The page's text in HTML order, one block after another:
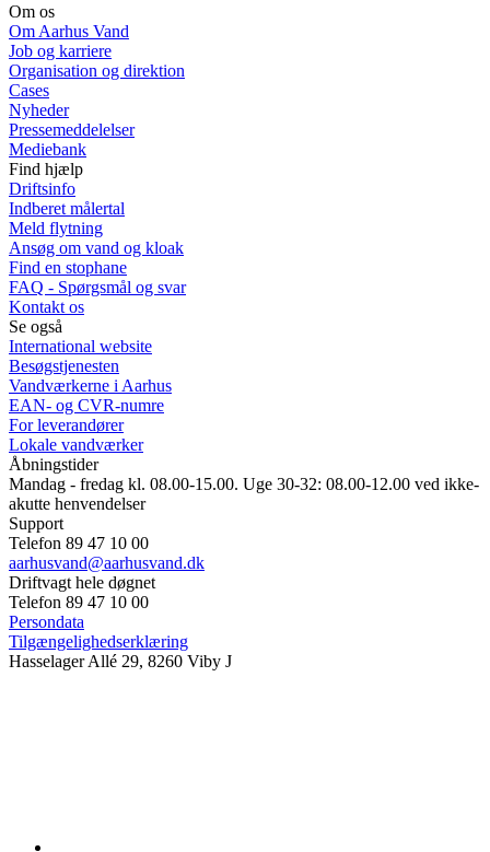
Om os
Om Aarhus Vand
Job og karriere
Organisation og direktion
Cases
Nyheder
Pressemeddelelser
Mediebank
Find hjælp
Driftsinfo
Indberet målertal
Meld flytning
Ansøg om vand og kloak
Find en stophane
FAQ - Spørgsmål og svar
Kontakt os
Se også
International website
Besøgstjenesten
Vandværkerne i Aarhus
EAN- og CVR-numre
For leverandører
Lokale vandværker
Åbningstider
Mandag - fredag kl. 08.00-15.00. Uge 30-32: 08.00-12.00 ved ikke-
akutte henvendelser
Support
Telefon 89 47 10 00
aarhusvand@aarhusvand.dk
Driftvagt hele døgnet
Telefon 89 47 10 00
Persondata
Tilgængelighedserklæring
Hasselager Allé 29, 8260 Viby J